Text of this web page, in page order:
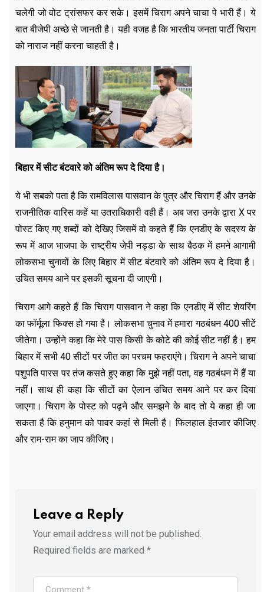
चलेगी जो वोट ट्रांसफर कर सके। इसमें चिराग अपने चाचा पे भारी हैं। ये
बात बीजेपी अच्छे से जानती है। यही वजह है कि भारतीय जनता पार्टी चिराग
को नाराज नहीं करना चाहती है।
बिहार में सीट बंटवारे को अंतिम रूप दे दिया है।
ये भी सबको पता है कि रामविलास पासवान के पुत्र और चिराग हैं और उनके
राजनीतिक वारिस कहें या उतराधिकारी वही हैं। अब जरा उनके द्वारा X पर
पोस्ट किए गए शब्दों को देखिए जिसमें वो कहते हैं कि एनडीए के सदस्य के
रूप में आज भाजपा के राष्ट्रीय जेपी नड्डा के साथ बैठक में हमने आगामी
लोकसभा चुनावों के लिए बिहार में सीट बंटवारे को अंतिम रूप दे दिया है।
उचित समय आने पर इसकी सूचना दी जाएगी।
चिराग आगे कहते हैं कि चिराग पासवान ने कहा कि एनडीए में सीट शेयरिंग
का फॉर्मूला फिक्स हो गया है। लोकसभा चुनाव में हमारा गठबंधन 400 सीटें
जीतेगा। उन्होंने कहा कि मेरे पास किसी के कोटे की कोई सीट नहीं है। हम
बिहार में सभी 40 सीटों पर जीत का परचम फहराएंगे। चिराग ने अपने चाचा
पशुपति पारस पर तंज कसते हुए कहा कि मुझे नहीं पता, वह गठबंधन में हैं या
नहीं। साथ ही कहा कि सीटों का ऐलान उचित समय आने पर कर दिया
जाएगा। चिराग के पोस्ट को पढ़ने और समझने के बाद तो ये कहा ही जा
सकता है कि हनुमान को पावर कहां से मिली है। फिलहाल इंतजार कीजिए
और राम-राम का जाप कीजिए।
Leave a Reply
Your email address will not be published.
Required fields are marked *